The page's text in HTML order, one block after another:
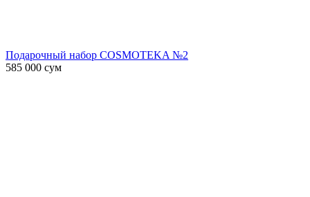
Подарочный набор COSMOTEKA №2
585 000 сум